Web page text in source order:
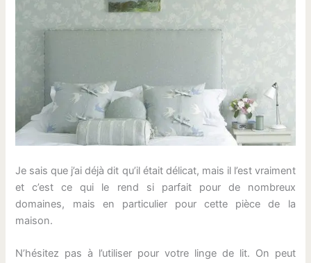
Je sais que j’ai déjà dit qu’il était délicat, mais il l’est vraiment
et c’est ce qui le rend si parfait pour de nombreux
domaines, mais en particulier pour cette pièce de la
maison.
N’hésitez pas à l’utiliser pour votre linge de lit. On peut